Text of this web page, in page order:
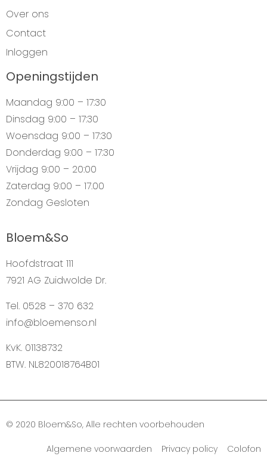
Over ons
Contact
Inloggen
Openingstijden
Maandag 9:00 – 17:30
Dinsdag 9:00 – 17:30
Woensdag 9:00 – 17:30
Donderdag 9:00 – 17:30
Vrijdag 9:00 – 20:00
Zaterdag 9:00 – 17.00
Zondag Gesloten
Bloem&So
Hoofdstraat 111
7921 AG Zuidwolde Dr.
Tel. 0528 – 370 632
info@bloemenso.nl
KvK. 01138732
BTW. NL820018764B01
© 2020 Bloem&So, Alle rechten voorbehouden
Algemene voorwaarden Privacy policy Colofon